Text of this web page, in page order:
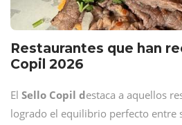
Restaurantes que han
Copil 2026
El Sello Copil destaca a aquellos
logrado el equilibrio perfecto entre